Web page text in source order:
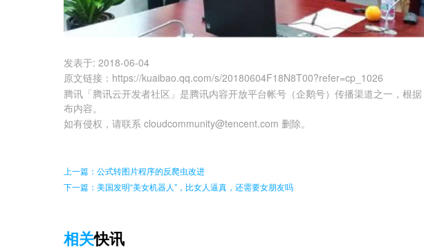
发表于: 2018-06-04
原文链接 ： https://kuaibao.qq.com/s/20180604F18N8T00?refer=cp_1026
腾讯「腾讯云开发者社区」是腾讯内容开放平台帐号（企鹅号）传播渠道之一，根据
布内容。
如有侵权，请联系 cloudcommunity@tencent.com 删除。
上一篇：公式转图片程序的反爬虫改进
下一篇：美国发明“美女机器人”，比女人逼真，还需要女朋友吗
相关快讯